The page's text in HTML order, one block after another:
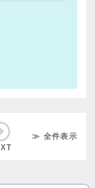
≫ 全件表示